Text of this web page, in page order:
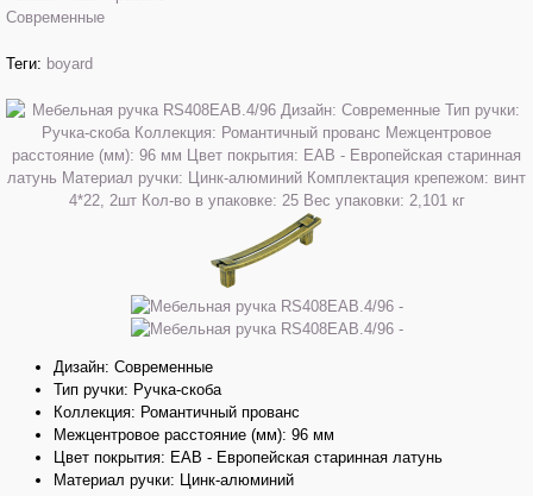
Современные
Теги: boyard
Дизайн: Современные
Тип ручки: Ручка-скоба
Коллекция: Романтичный прованс
Межцентровое расстояние (мм): 96 мм
Цвет покрытия: EAB - Европейская старинная латунь
Материал ручки: Цинк-алюминий